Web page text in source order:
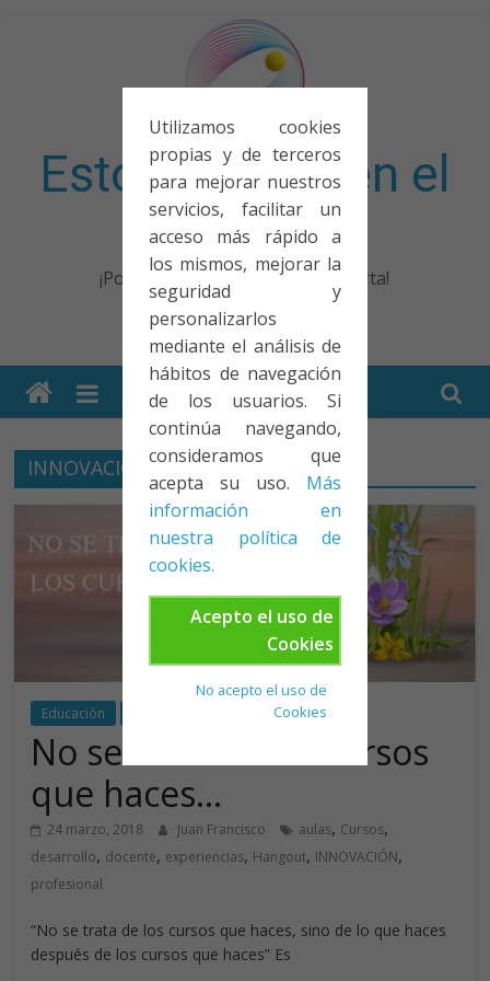
Utilizamos cookies
propias y de terceros
para mejorar nuestros
servicios, facilitar un
acceso más rápido a
los mismos, mejorar la
seguridad y
personalizarlos
mediante el análisis de
hábitos de navegación
de los usuarios. Si
continúa navegando,
consideramos que
acepta su uso. Más
información en
nuestra política de
cookies.
Acepto el uso de
Cookies
No acepto el uso de
Cookies
Esto no entra en el
examen
¡Porque no solo el examen importa!
INNOVACIÓN
Educación
No se trata de los cursos
que haces…
24 marzo, 2018 Juan Francisco aulas, Cursos,
desarrollo, docente, experiencias, Hangout, INNOVACIÓN,
profesional
“No se trata de los cursos que haces, sino de lo que haces
después de los cursos que haces” Es